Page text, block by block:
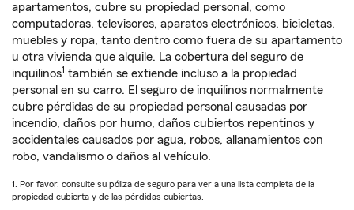
apartamentos, cubre su propiedad personal, como
computadoras, televisores, aparatos electrónicos, bicicletas,
muebles y ropa, tanto dentro como fuera de su apartamento
u otra vivienda que alquile. La cobertura del seguro de
inquilinos1 también se extiende incluso a la propiedad
personal en su carro. El seguro de inquilinos normalmente
cubre pérdidas de su propiedad personal causadas por
incendio, daños por humo, daños cubiertos repentinos y
accidentales causados por agua, robos, allanamientos con
robo, vandalismo o daños al vehículo.
1. Por favor, consulte su póliza de seguro para ver a una lista completa de la
propiedad cubierta y de las pérdidas cubiertas.